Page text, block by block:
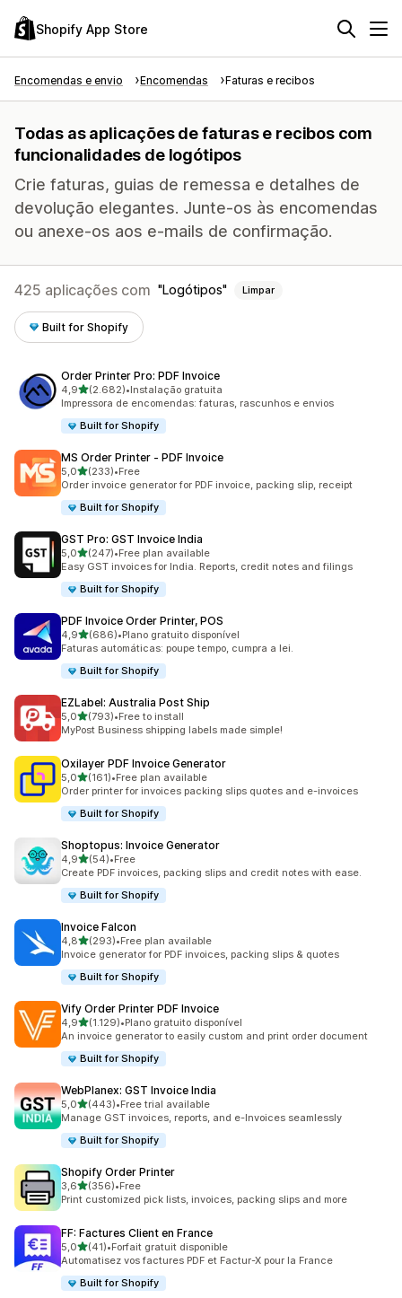
Shopify App Store
Encomendas e envio Encomendas Faturas e recibos
Todas as aplicações de faturas e recibos com
funcionalidades de logótipos
Crie faturas, guias de remessa e detalhes de
devolução elegantes. Junte-os às encomendas
ou anexe-os aos e-mails de confirmação.
425 aplicações com Logótipos Limpar
Built for Shopify
Order Printer Pro: PDF Invoice
4,9de 5 estrelas
(2.682)
2682 total de avaliações
•Instalação gratuita
Impressora de encomendas: faturas, rascunhos e envios
Built for Shopify
MS Order Printer ‑ PDF Invoice
5,0de 5 estrelas
(233)
233 total de avaliações
•Free
Order invoice generator for PDF invoice, packing slip, receipt
Built for Shopify
GST Pro: GST Invoice India
5,0de 5 estrelas
(247)
247 total de avaliações
•Free plan available
Easy GST invoices for India. Reports, credit notes and filings
Built for Shopify
PDF Invoice Order Printer, POS
4,9de 5 estrelas
(686)
686 total de avaliações
•Plano gratuito disponível
Faturas automáticas: poupe tempo, cumpra a lei.
Built for Shopify
EZLabel: Australia Post Ship
5,0de 5 estrelas
(793)
793 total de avaliações
•Free to install
MyPost Business shipping labels made simple!
Oxilayer PDF Invoice Generator
5,0de 5 estrelas
(161)
161 total de avaliações
•Free plan available
Order printer for invoices packing slips quotes and e-invoices
Built for Shopify
Shoptopus: Invoice Generator
4,9de 5 estrelas
(54)
54 total de avaliações
•Free
Create PDF invoices, packing slips and credit notes with ease.
Built for Shopify
Invoice Falcon
4,8de 5 estrelas
(293)
293 total de avaliações
•Free plan available
Invoice generator for PDF invoices, packing slips & quotes
Built for Shopify
Vify Order Printer PDF Invoice
4,9de 5 estrelas
(1.129)
1129 total de avaliações
•Plano gratuito disponível
An invoice generator to easily custom and print order document
Built for Shopify
WebPlanex: GST Invoice India
5,0de 5 estrelas
(443)
443 total de avaliações
•Free trial available
Manage GST invoices, reports, and e-Invoices seamlessly
Built for Shopify
Shopify Order Printer
3,6de 5 estrelas
(356)
356 total de avaliações
•Free
Print customized pick lists, invoices, packing slips and more
FF: Factures Client en France
5,0de 5 estrelas
(41)
41 total de avaliações
•Forfait gratuit disponible
Automatisez vos factures PDF et Factur-X pour la France
Built for Shopify